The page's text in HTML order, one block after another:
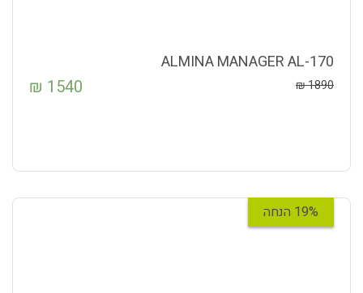
ALMINA MANAGER AL-170
1890
₪
1540
₪
19% הנחה